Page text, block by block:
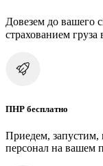
Довезем до вашего
страхованием груза
ПНР бесплатно
Приедем, запустим,
персонал на вашем